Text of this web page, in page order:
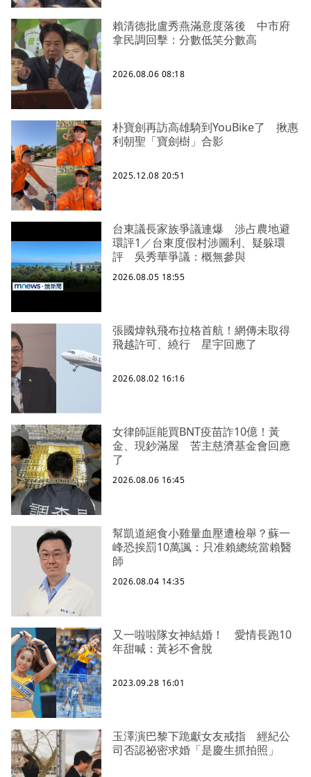
賴清德批盧秀燕滿意度落後 中市府
拿民調回擊：分數低笑分數高
2026.08.06 08:18
朴寶劍再訪高雄騎到YouBike了 揪惠
利朝聖「寶劍樹」合影
2025.12.08 20:51
台東議長家族爭議連爆 涉占農地避
環評1／台東度假村涉圖利、疑躲環
評 吳秀華爭議：概無參與
2026.08.05 18:55
張國煒執飛布拉格首航！網傳未取得
飛越許可、繞行 星宇回應了
2026.08.02 16:16
女律師誆能買BNT疫苗詐10億！黃
金、現鈔滿屋 苦主慈濟基金會回應
了
2026.08.06 16:45
幫凱道絕食小雞量血壓遭檢舉？蘇一
峰恐挨罰10萬諷：只准賴總統當賴醫
師
2026.08.04 14:35
又一啦啦隊女神結婚！ 愛情長跑10
年甜喊：黃衫不會脫
2023.09.28 16:01
玉澤演巴黎下跪獻女友戒指 經紀公
司否認祕密求婚「是慶生抓拍照」